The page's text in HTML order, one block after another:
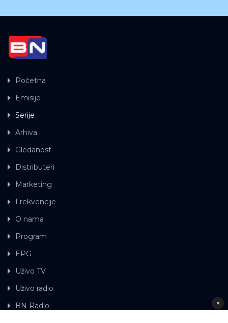
Početna
Emisije
Serije
Arhiva
Gledanost
Distributeri
Marketing
Frekvencije
O nama
Program
EPG
Uživo TV
Uživo radio
BN Radio
×